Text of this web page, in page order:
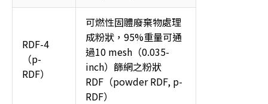
RDF-4
（p-
RDF）
可燃性固體廢棄物處理
成粉狀，95%重量可通
過10 mesh（0.035-
inch）篩網之粉狀
RDF（powder RDF, p-
RDF）